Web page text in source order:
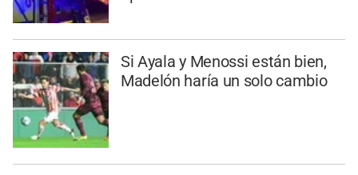
Si Ayala y Menossi están bien,
Madelón haría un solo cambio